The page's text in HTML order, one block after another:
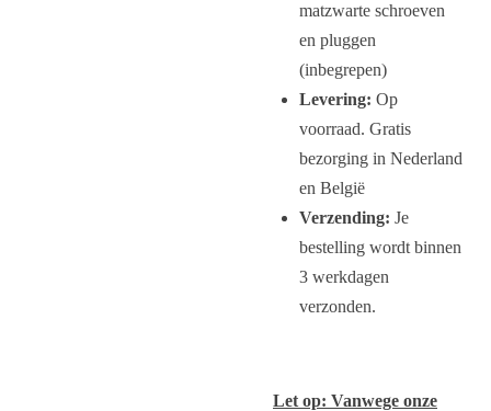
matzwarte schroeven
en pluggen
(inbegrepen)
Levering: Op
voorraad. Gratis
bezorging in Nederland
en België
Verzending: Je
bestelling wordt binnen
3 werkdagen
verzonden.
Let op: Vanwege onze